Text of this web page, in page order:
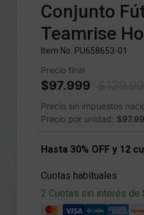
Conjunto
Teamrise
Item No. PU658653-01
Precio final
$97.999 Price
Precio sin impuestos
Precio por unidad:
Hasta 30% OFF y 12
Cuotas habituales
2 Cuotas sin interés de